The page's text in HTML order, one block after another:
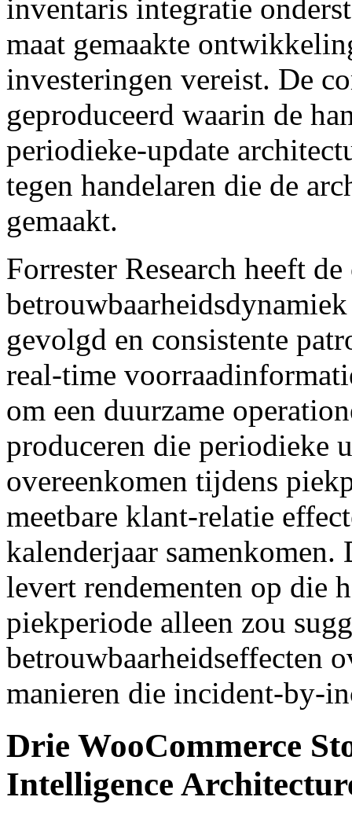
inventaris integratie
maat gemaakte
investeringen vereist. De
geproduceerd waarin de
periodieke-update
tegen handelaren die de
gemaakt.
Forrester Research heeft
gevolgd en consistente
real-time
om een duurzame
produceren die periodieke
overeenkomen tijdens
meetbare klant-relatie
kalenderjaar
levert rendementen op die
piekperiode alleen zou
betrouwbaarheidseffecten
manieren die incident-by-
Drie WooCommerce
Intelligence